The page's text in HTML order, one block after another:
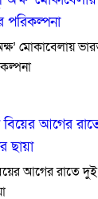
মোকাবেলায়
আগের রাতে